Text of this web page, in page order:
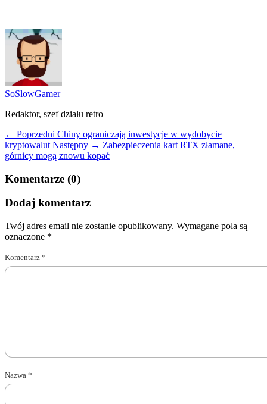
SoSlowGamer
Redaktor, szef działu retro
← Poprzedni Chiny ograniczają inwestycje w wydobycie
kryptowalut Następny → Zabezpieczenia kart RTX złamane,
górnicy mogą znowu kopać
Komentarze (0)
Dodaj komentarz
Twój adres email nie zostanie opublikowany. Wymagane pola są
oznaczone *
Komentarz *
Nazwa *